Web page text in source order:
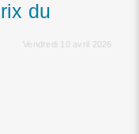
du
Vendredi 10 avril 2026